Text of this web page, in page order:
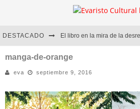
DESTACADO
Marcelo Rubio | El llovedor
Diego Meret | Hotel Acapulco
Alejandra Correa | La nieve
manga-de-orange
eva septiembre 9, 2016